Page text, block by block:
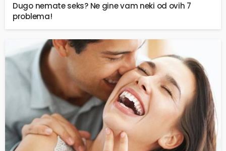
Dugo nemate seks? Ne gine vam neki od ovih 7
problema!